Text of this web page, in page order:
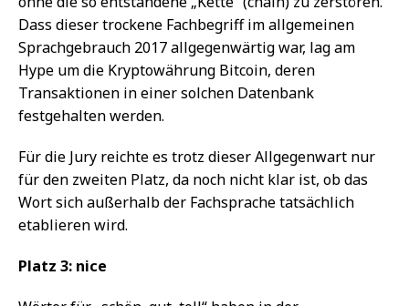
Dass dieser trockene Fachbegriff im allgemeinen
Sprachgebrauch 2017 allgegenwärtig war, lag am
Hype um die Kryptowährung Bitcoin, deren
Transaktionen in einer solchen Datenbank
festgehalten werden.
Für die Jury reichte es trotz dieser Allgegenwart nur
für den zweiten Platz, da noch nicht klar ist, ob das
Wort sich außerhalb der Fachsprache tatsächlich
etablieren wird.
Platz 3: nice